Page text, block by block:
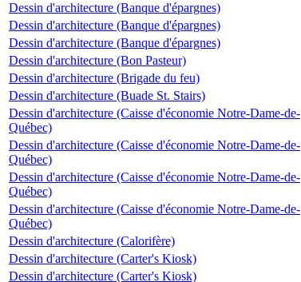
Dessin d'architecture (Banque d'épargnes)
Dessin d'architecture (Banque d'épargnes)
Dessin d'architecture (Banque d'épargnes)
Dessin d'architecture (Bon Pasteur)
Dessin d'architecture (Brigade du feu)
Dessin d'architecture (Buade St. Stairs)
Dessin d'architecture (Caisse d'économie Notre-Dame-de-
Québec)
Dessin d'architecture (Caisse d'économie Notre-Dame-de-
Québec)
Dessin d'architecture (Caisse d'économie Notre-Dame-de-
Québec)
Dessin d'architecture (Caisse d'économie Notre-Dame-de-
Québec)
Dessin d'architecture (Calorifère)
Dessin d'architecture (Carter's Kiosk)
Dessin d'architecture (Carter's Kiosk)